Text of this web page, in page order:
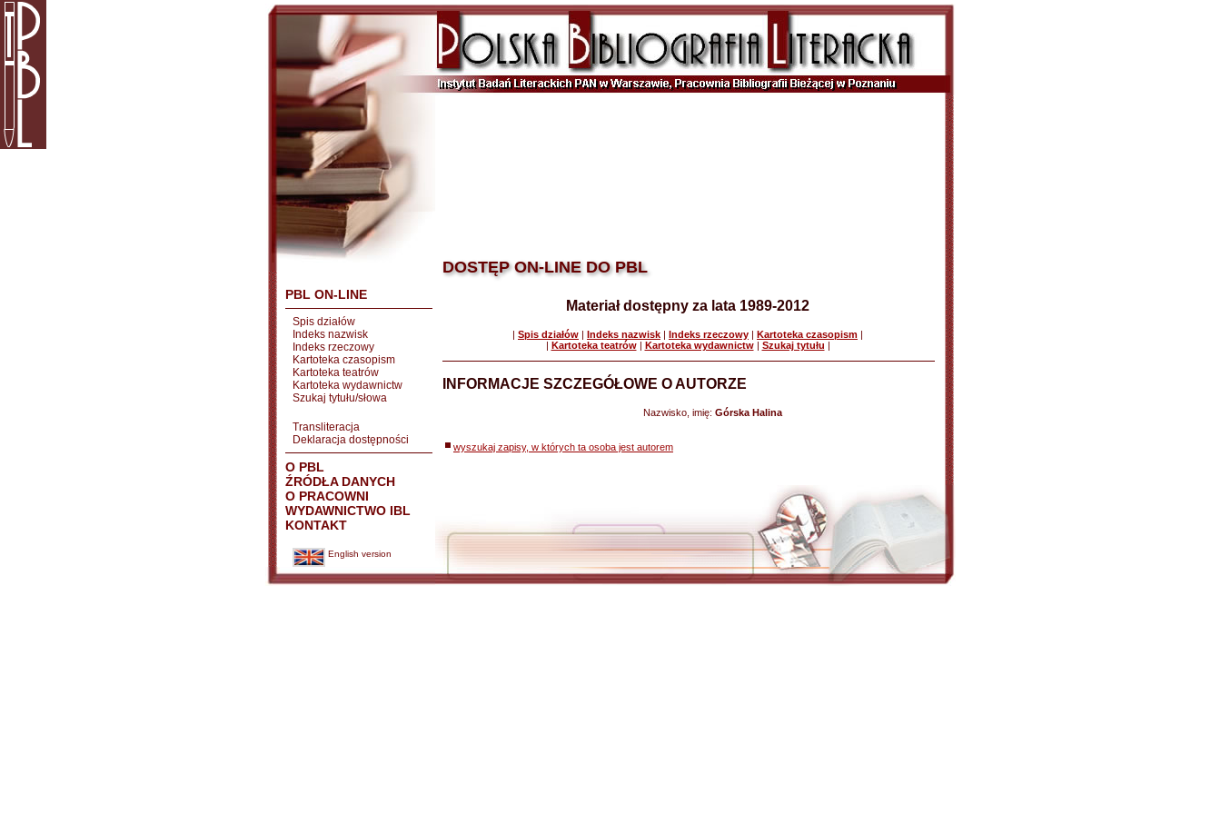
PBL ON-LINE
Spis działów
Indeks nazwisk
Indeks rzeczowy
Kartoteka czasopism
Kartoteka teatrów
Kartoteka wydawnictw
Szukaj tytułu/słowa
Transliteracja
Deklaracja dostępności
O PBL
ŹRÓDŁA DANYCH
O PRACOWNI
WYDAWNICTWO IBL
KONTAKT
English version
DOSTĘP ON-LINE DO PBL
Materiał dostępny za lata 1989-2012
| Spis działów | Indeks nazwisk | Indeks rzeczowy | Kartoteka czasopism |
| Kartoteka teatrów| Kartoteka wydawnictw| Szukaj tytułu |
INFORMACJE SZCZEGÓŁOWE O AUTORZE
Nazwisko, imię: Górska Halina
wyszukaj zapisy, w których ta osoba jest autorem